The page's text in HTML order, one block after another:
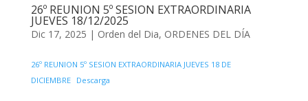
26º REUNION 5º SESION EXTRAORDINARIA
JUEVES 18/12/2025
Dic 17, 2025 | Orden del Dia, ORDENES DEL DÍA
26º REUNION 5º SESION EXTRAORDINARIA JUEVES 18 DE
DICIEMBRE
Descarga